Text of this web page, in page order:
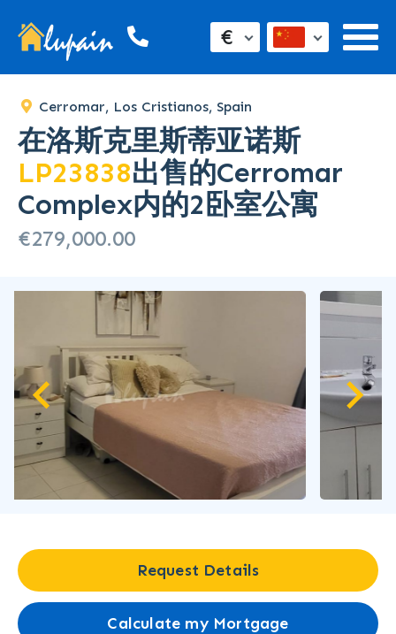
€
Cerromar, Los Cristianos, Spain
在洛斯克里斯蒂亚诺斯
LP23838出售的Cerromar
Complex内的2卧室公寓
€279,000.00
SOLD
Request Details
Calculate my Mortgage